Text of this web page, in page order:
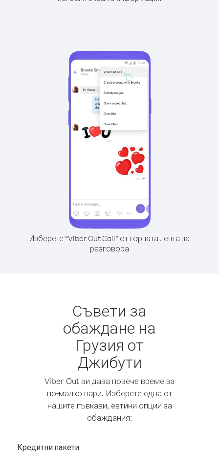
Изберете “Viber Out Call” от горната лента на
разговора
Съвети за
обаждане на
Грузия от
Джибути
Viber Out ви дава повече време за
по-малко пари. Изберете една от
нашите гъвкави, евтини опции за
обаждания:
Кредитни пакети